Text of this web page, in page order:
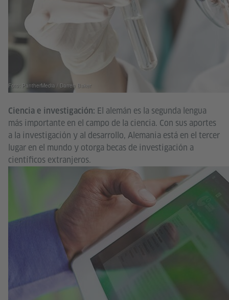
Foto: PantherMedia / Darren Baker
Ciencia e investigación: El alemán es la segunda lengua
más importante en el campo de la ciencia. Con sus aportes
a la investigación y al desarrollo, Alemania está en el tercer
lugar en el mundo y otorga becas de investigación a
científicos extranjeros.